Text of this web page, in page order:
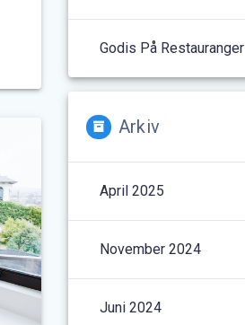
Godis På Restauranger
Arkiv
April 2025
November 2024
Juni 2024